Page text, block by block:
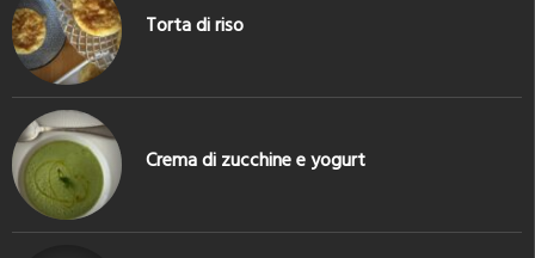
Torta di riso
Crema di zucchine e yogurt